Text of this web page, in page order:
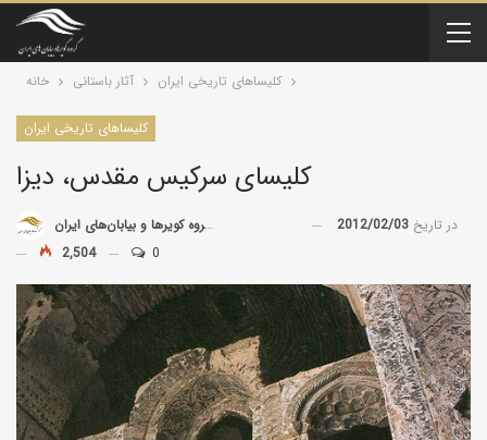
خانه آثار باستانی کلیسا‌های تاریخی ایران
کلیسا‌های تاریخی ایران
کلیسای سرکیس مقدس، دیزا
توسط گروه کویرها و بیابان‌های ایران در تاریخ 2012/02/03
2,504
0